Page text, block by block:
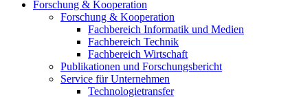
Forschung & Kooperation
Forschung & Kooperation
Fachbereich Informatik und Medien
Fachbereich Technik
Fachbereich Wirtschaft
Publikationen und Forschungsbericht
Service für Unternehmen
Technologietransfer